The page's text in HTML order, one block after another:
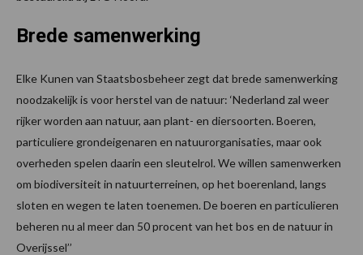
Brede samenwerking
Elke Kunen van Staatsbosbeheer zegt dat brede samenwerking
noodzakelijk is voor herstel van de natuur: ‘Nederland zal weer
rijker worden aan natuur, aan plant- en diersoorten. Boeren,
particuliere grondeigenaren en natuurorganisaties, maar ook
overheden spelen daarin een sleutelrol. We willen samenwerken
om biodiversiteit in natuurterreinen, op het boerenland, langs
sloten en wegen te laten toenemen. De boeren en particulieren
beheren nu al meer dan 50 procent van het bos en de natuur in
Overijssel’’